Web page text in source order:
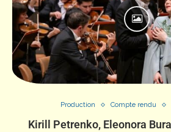
Production Compte rendu
Kirill Petrenko, Eleonora